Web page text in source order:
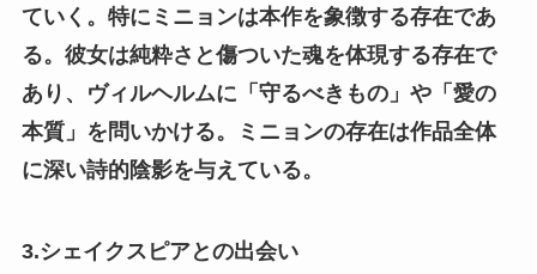
ていく。特にミニョンは本作を象徴する存在であ
る。彼女は純粋さと傷ついた魂を体現する存在で
あり、ヴィルヘルムに「守るべきもの」や「愛の
本質」を問いかける。ミニョンの存在は作品全体
に深い詩的陰影を与えている。
3.シェイクスピアとの出会い